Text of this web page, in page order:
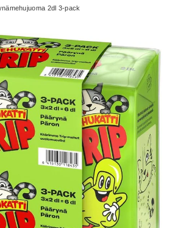
2dl 3-pack